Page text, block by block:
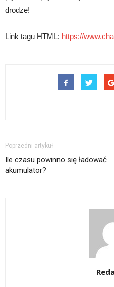
drodze!
Link tagu HTML: https://
Poprzedni artykuł
Ile czasu powinno się ładować
akumulator?